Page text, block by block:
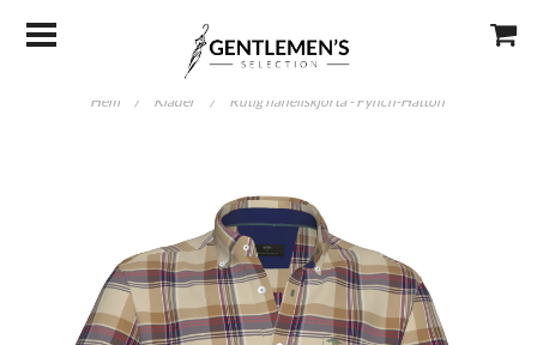
Hem / Kläder / Rutig flanellskjorta - Fynch-Hatton